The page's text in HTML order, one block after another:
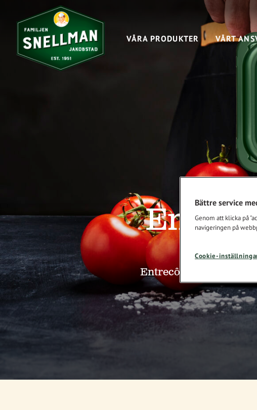
VÅRA PRODUKTER VÅRT
Entrecôten är både
Bättre service
Genom att klicka på
navigeringen på
Cookie-